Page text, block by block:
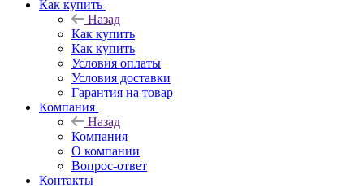
Как купить
Назад
Как купить
Как купить
Условия оплаты
Условия доставки
Гарантия на товар
Компания
Назад
Компания
О компании
Вопрос-ответ
Контакты